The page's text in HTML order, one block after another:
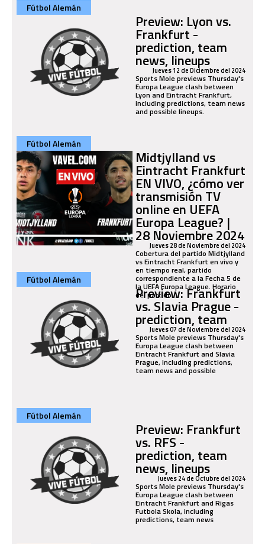
Fútbol Alemán
Preview: Lyon vs.
Frankfurt -
prediction, team
news, lineups
Jueves 12 de Diciembre del 2024
Sports Mole previews Thursday's
Europa League clash between
Lyon and Eintracht Frankfurt,
including predictions, team news
and possible lineups.
Fútbol Alemán
Midtjylland vs
Eintracht Frankfurt
EN VIVO, ¿cómo ver
transmisión TV
online en UEFA
Europa League? |
28 Noviembre 2024
Jueves 28 de Noviembre del 2024
Cobertura del partido Midtjylland
vs Eintracht Frankfurt en vivo y
en tiempo real, partido
correspondiente a la Fecha 5 de
la UEFA Europa League. Horario
del partido...
Fútbol Alemán
Preview: Frankfurt
vs. Slavia Prague -
prediction, team
Jueves 07 de Noviembre del 2024
Sports Mole previews Thursday's
Europa League clash between
Eintracht Frankfurt and Slavia
Prague, including predictions,
team news and possible
Fútbol Alemán
Preview: Frankfurt
vs. RFS -
prediction, team
news, lineups
Jueves 24 de Octubre del 2024
Sports Mole previews Thursday's
Europa League clash between
Eintracht Frankfurt and Rigas
Futbola Skola, including
predictions, team news